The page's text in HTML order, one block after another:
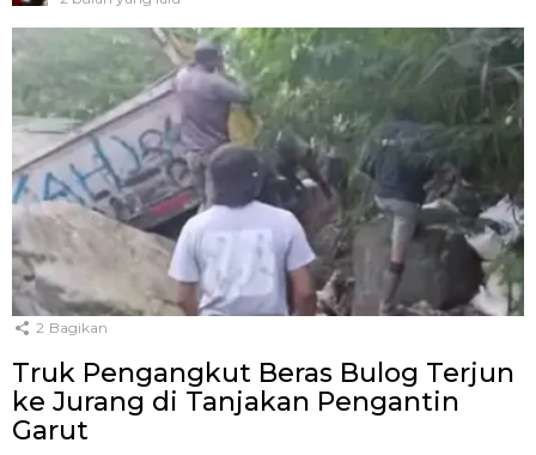
2 Bagikan
Truk Pengangkut Beras Bulog Terjun
ke Jurang di Tanjakan Pengantin
Garut